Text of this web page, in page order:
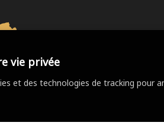
vie privée
et des technologies de tracking pour